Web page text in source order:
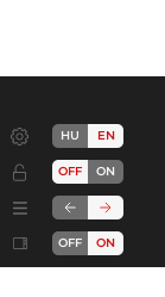
HU EN
OFF ON
OFF ON